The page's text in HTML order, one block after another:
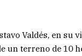
Valdés, en su
un terreno de 10